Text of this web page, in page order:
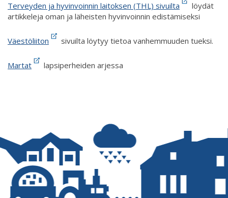
Terveyden ja hyvinvoinnin laitoksen (THL) sivuilta
löydät
artikkeleja oman ja läheisten hyvinvoinnin edistämiseksi
Väestöliiton sivuilta löytyy tietoa vanhemmuuden tueksi.
Martat lapsiperheiden arjessa